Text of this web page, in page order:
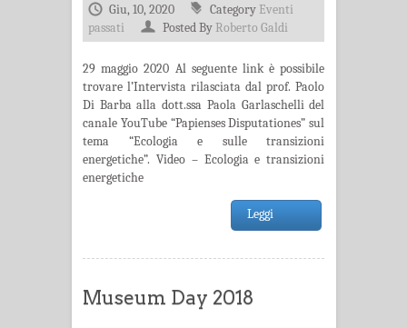
Giu, 10, 2020 Category Eventi
passati
Posted ByRoberto Galdi
29 maggio 2020 Al seguente link è possibile
trovare l’Intervista rilasciata dal prof. Paolo
Di Barba alla dott.ssa Paola Garlaschelli del
canale YouTube “Papienses Disputationes” sul
tema “Ecologia e sulle transizioni
energetiche”. Video – Ecologia e transizioni
energetiche
Leggi
Museum Day 2018